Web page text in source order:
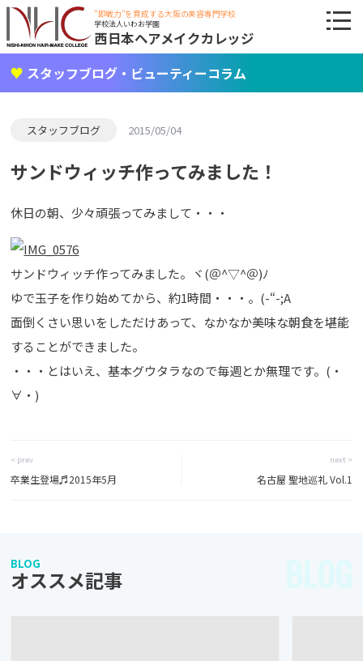
"即戦力"を育成する大阪の美容専門学校
学校法人いわお学園
西日本ヘアメイクカレッジ
スタッフブログ・ビューティーコラム
スタッフブログ 2015/05/04
サンドウィッチ作ってみました！
休日の朝、少々頑張ってみまして・・・
サンドウィッチ作ってみました。ヾ(＠^▽^＠)ﾉ
ゆで玉子を作り始めてから、約1時間・・・。(-“-;A
面倒くさい思いをしただけあって、なかなか美味な朝食を堪能
することができました。
・・・とはいえ、基本グウタラなので毎週とか無理です。(・
∀・)
< prev
卒業生登場♬2015年5月
next >
名古屋 聖地巡礼 Vol.1
BLOG
オススメ記事